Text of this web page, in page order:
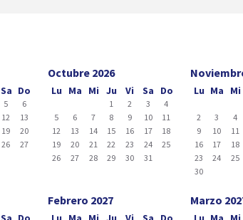
Sa Do
5
6
12
13
19
20
26
27
Octubre 2026
Lu Ma Mi Ju Vi Sa Do
1 2 3
4
5
6 7 8 9 10
11
12
13 14 15 16 17
18
19
20 21 22 23 24
25
26
27 28 29 30 31
Lu Ma Mi
2
3 4
9
10 11
16
17 18
23
24 25
30
Febrero 2027 Marzo